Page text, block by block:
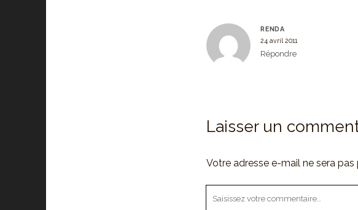
RENDA
24 avril 2011
Répondre
Laisser un
Votre adresse e-mail ne sera pas